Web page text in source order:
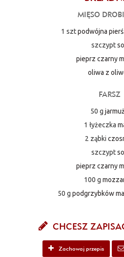
MIĘSO
1 sztpodwójna
szczypt
pieprz czarny
oliwa z
FARSZ
50 g
1 łyżeczka
2 ząbki
szczypt
pieprz czarny
100 g
50 g podgrzybków
CHCESZ
Zachowaj przepis